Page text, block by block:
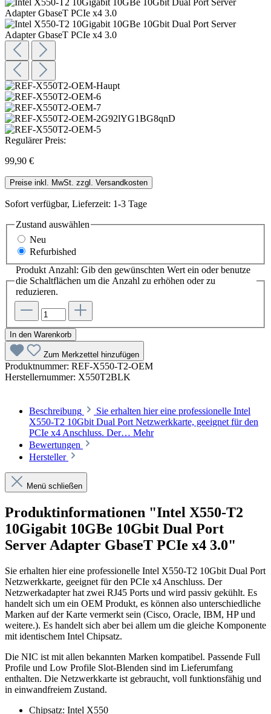
Regulärer Preis:
99,90 €
Preise inkl. MwSt. zzgl. Versandkosten
Sofort verfügbar, Lieferzeit: 1-3 Tage
Zustand auswählen
Neu
Refurbished
Produkt Anzahl: Gib den gewünschten Wert ein oder benutze
die Schaltflächen um die Anzahl zu erhöhen oder zu
reduzieren.
In den Warenkorb
Zum Merkzettel hinzufügen
Produktnummer: REF-X550-T2-OEM
Herstellernummer: X550T2BLK
Beschreibung
Sie erhalten hier eine professionelle Intel
X550-T2 10Gbit Dual Port Netzwerkkarte, geeignet für den
PCIe x4 Anschluss. Der… Mehr
Bewertungen
Hersteller
Menü schließen
Produktinformationen "Intel X550-T2
10Gigabit 10GBe 10Gbit Dual Port
Server Adapter GbaseT PCIe x4 3.0"
Sie erhalten hier eine professionelle Intel X550-T2 10Gbit Dual Port
Netzwerkkarte, geeignet für den PCIe x4 Anschluss. Der
Netzwerkadapter hat zwei RJ45 Ports und wird passiv gekühlt. Es
handelt sich um ein OEM Produkt, es können also unterschiedliche
Marken auf der Karte vermerkt sein (Cisco, Oracle, IBM, HP und
weitere.). Es handelt sich aber bei allem um die gleiche Komponente
mit identischem Intel Chipsatz.
Die NIC ist mit allen bekannten Marken kompatibel. Passende Full
Profile und Low Profile Slot-Blenden sind im Lieferumfang
enthalten. Die Netzwerkkarte ist gebraucht, voll funktionsfähig und
in einwandfreiem Zustand.
Chipsatz: Intel X550